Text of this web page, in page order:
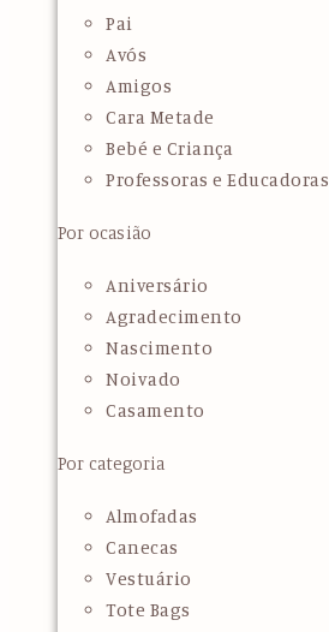
Pai
Avós
Amigos
Cara Metade
Bebé e Criança
Professoras e Educadoras
Por ocasião
Aniversário
Agradecimento
Nascimento
Noivado
Casamento
Por categoria
Almofadas
Canecas
Vestuário
Tote Bags